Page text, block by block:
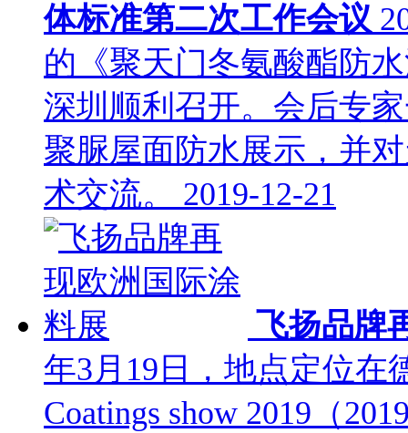
体标准第二次工作会议
的《聚天门冬氨酸酯防
深圳顺利召开。会后专
聚脲屋面防水展示，并
术交流。 2019-12-21
飞扬品牌
年3月19日，地点定位在
Coatings show 2019（